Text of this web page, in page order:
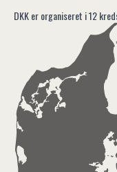
DKK er organiseret i 12